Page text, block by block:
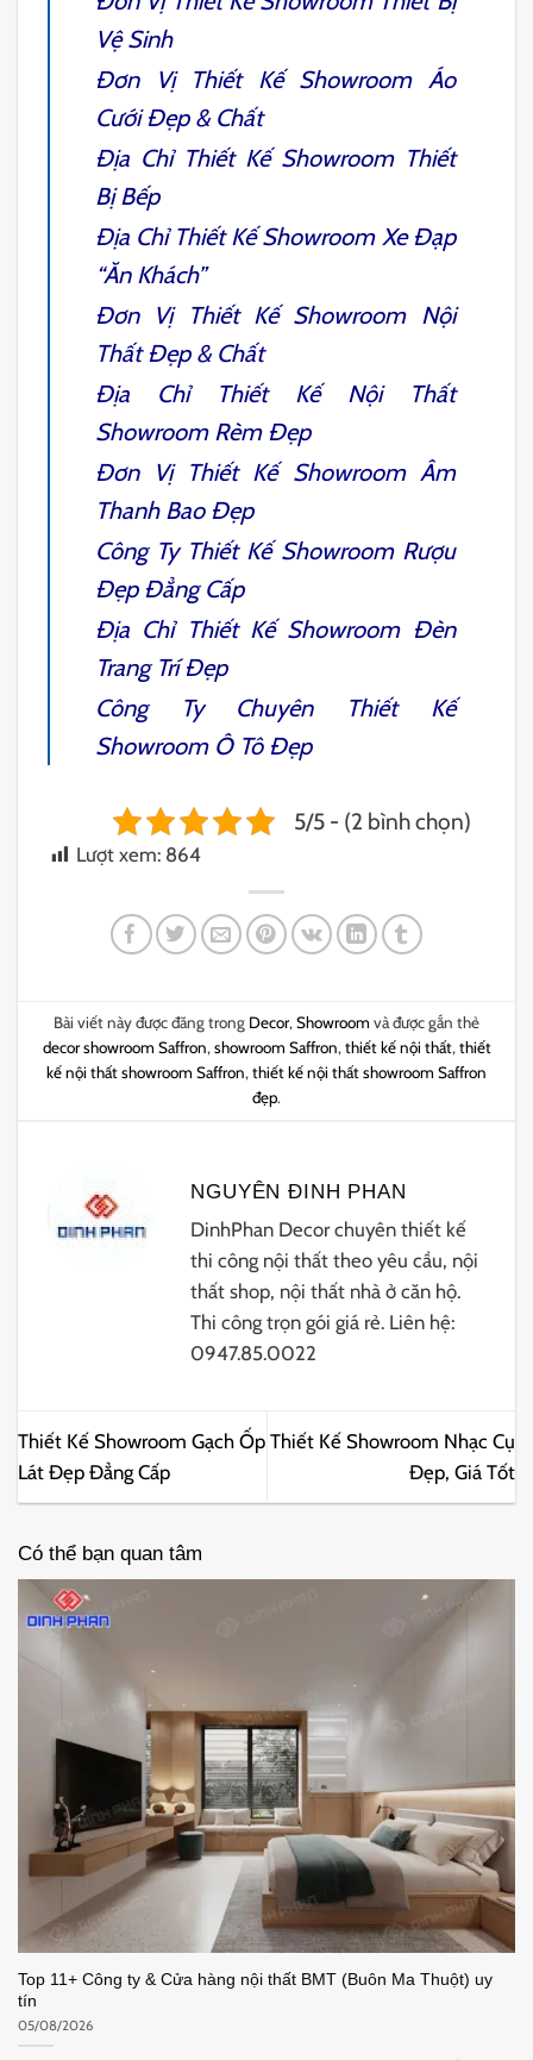
Vệ Sinh
Đơn Vị Thiết Kế Showroom Áo
CướiĐẹp & Chất
Địa Chỉ Thiết Kế Showroom Thiết
Bị Bếp
Địa Chỉ Thiết Kế Showroom Xe Đạp
“Ăn Khách”
Đơn Vị Thiết Kế Showroom Nội
ThấtĐẹp & Chất
Địa Chỉ
Thiết Kế Nội Thất
Showroom RèmĐẹp
Đơn Vị Thiết Kế Showroom Âm
ThanhBao Đẹp
Công Ty Thiết Kế Showroom Rượu
Đẹp Đẳng Cấp
Địa Chỉ Thiết Kế Showroom Đèn
Trang TríĐẹp
Công Ty Chuyên
Thiết Kế
Showroom Ô TôĐẹp
5/5 - (2 bình chọn)
Lượt xem: 864
Bài viết này được đăng trong Decor, Showroom và được gắn thẻ
decor showroom Saffron, showroom Saffron, thiết kế nội thất, thiết
kế nội thất showroom Saffron, thiết kế nội thất showroom Saffron
đẹp.
NGUYÊN ĐINH PHAN
DinhPhan Decor chuyên thiết kế
thi công nội thất theo yêu cầu, nội
thất shop, nội thất nhà ở căn hộ.
Thi công trọn gói giá rẻ. Liên hệ:
0947.85.0022
Thiết Kế Showroom Gạch Ốp
Lát Đẹp Đẳng Cấp
Thiết Kế Showroom Nhạc Cụ
Đẹp, Giá Tốt
Có thể bạn quan tâm
Top 11+ Công ty & Cửa hàng nội thất BMT (Buôn Ma Thuột) uy
tín
05/08/2026